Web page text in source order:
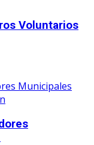
Voluntarios